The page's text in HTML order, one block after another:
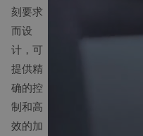
刻要求
而设
计，可
提供精
确的控
制和高
效的加